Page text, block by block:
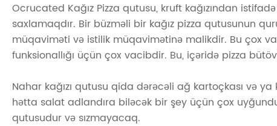
Ocrucated Kağız Pizza qutusu, kruft kağızından
saxlamaqdır. Bir büzməli bir kağız pizza qutusunun
müqaviməti və istilik müqavimətinə malikdir. Bu çox
funksionallığı üçün çox vacibdir. Bu, içəridə pizza
Nahar kağızı qutusu qida dərəcəli ağ kartoçkası və
hətta salat adlandıra biləcək bir şey üçün çox
qutusudur və sızmayacaq.